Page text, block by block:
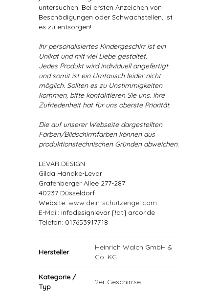
untersuchen. Bei ersten Anzeichen von
Beschädigungen oder Schwachstellen, ist
es zu entsorgen!
Ihr personalisiertes Kindergeschirr ist ein
Unikat und mit viel Liebe gestaltet.
Jedes Produkt wird individuell angefertigt
und somit ist ein Umtausch leider nicht
möglich. Sollten es zu Unstimmigkeiten
kommen, bitte kontaktieren Sie uns. Ihre
Zufriedenheit hat für uns oberste Priorität.
Die auf unserer Webseite dargestellten
Farben/Bildschirmfarben können aus
produktionstechnischen Gründen abweichen.
LEVAR DESIGN
Gilda Handke-Levar
Grafenberger Allee 277-287
40237 Düsseldorf
Website: www.dein-schutzengel.com
E-Mail: infodesignlevar [!at] arcor.de
Telefon: 017653917718
Hersteller
Heinrich Walch GmbH &
Co. KG
Kategorie /
Typ
2er Geschirrset